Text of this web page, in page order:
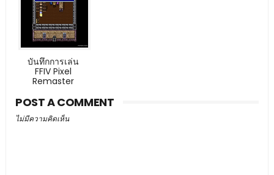
บันทึกการเล่น
FFIV Pixel
Remaster
POST A COMMENT
ไม่มีความคิดเห็น